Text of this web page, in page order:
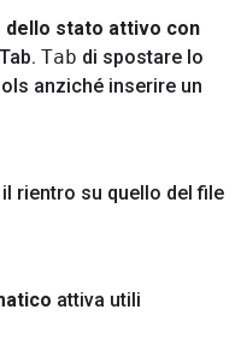
stato attivo con
Tab di spostare lo
anziché inserire un
rientro su quello del file
attiva utili